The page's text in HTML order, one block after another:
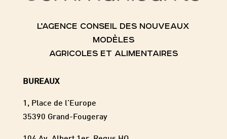
L’AGENCE CONSEIL DES NOUVEAUX
MODÈLES
AGRICOLES ET ALIMENTAIRES
BUREAUX
1, Place de l’Europe
35390 Grand-Fougeray